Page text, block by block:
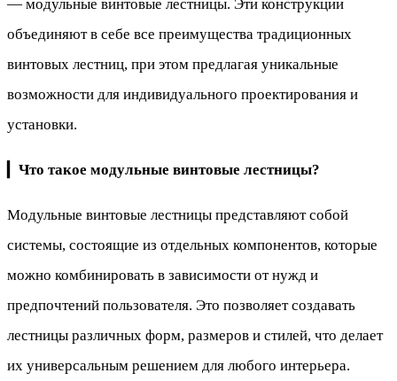
— модульные винтовые лестницы. Эти конструкции
объединяют в себе все преимущества традиционных
винтовых лестниц, при этом предлагая уникальные
возможности для индивидуального проектирования и
установки.
Что такое модульные винтовые лестницы?
Модульные винтовые лестницы представляют собой
системы, состоящие из отдельных компонентов, которые
можно комбинировать в зависимости от нужд и
предпочтений пользователя. Это позволяет создавать
лестницы различных форм, размеров и стилей, что делает
их универсальным решением для любого интерьера.